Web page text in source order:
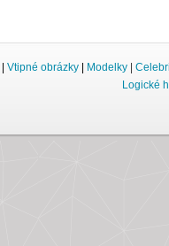
| Vtipné obrázky | Modelky |
Logické